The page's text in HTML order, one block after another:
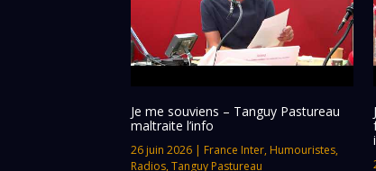
Je me souviens – Tanguy Pastureau
maltraite l’info
26 juin 2026 | France Inter, Humouristes,
Radios,Tanguy Pastureau